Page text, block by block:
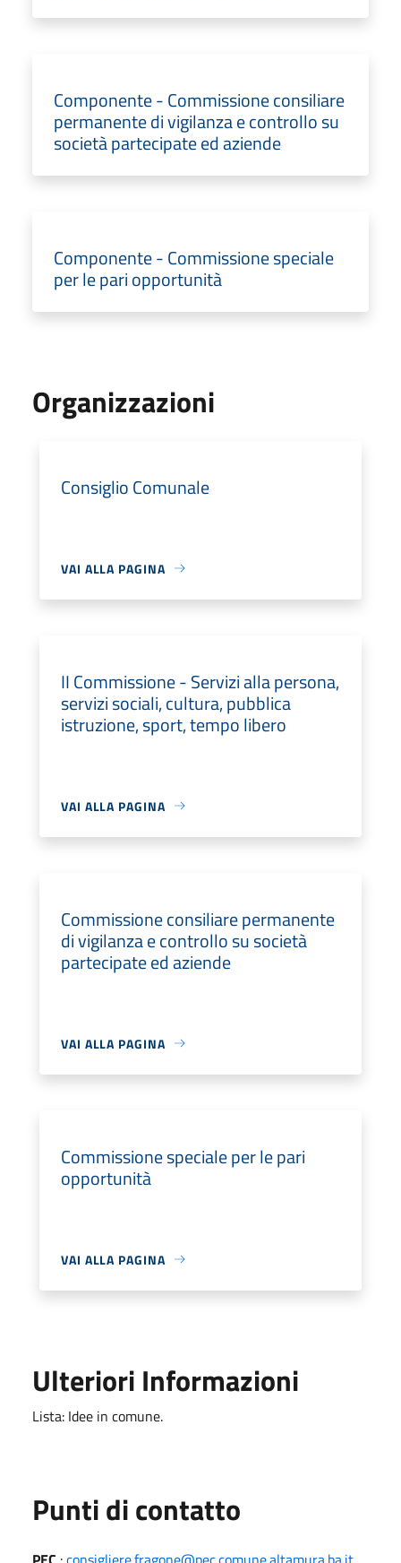
Componente - Commissione consiliare
permanente di vigilanza e controllo su
società partecipate ed aziende
Componente - Commissione speciale
per le pari opportunità
Organizzazioni
Consiglio Comunale
VAI ALLA PAGINA
II Commissione - Servizi alla persona,
servizi sociali, cultura, pubblica
istruzione, sport, tempo libero
VAI ALLA PAGINA
Commissione consiliare permanente
di vigilanza e controllo su società
partecipate ed aziende
VAI ALLA PAGINA
Commissione speciale per le pari
opportunità
VAI ALLA PAGINA
Ulteriori Informazioni
Lista: Idee in comune.
Punti di contatto